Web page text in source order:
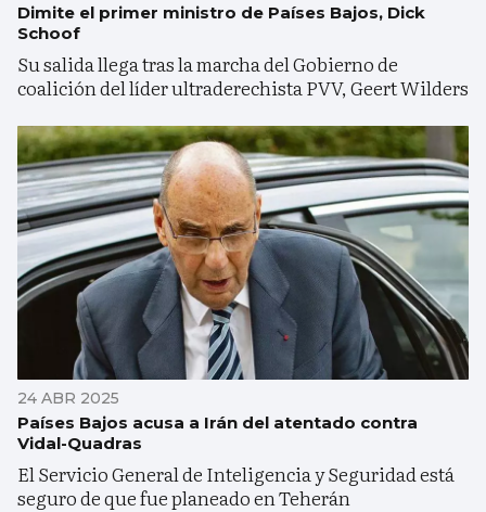
Dimite el primer ministro de Países Bajos, Dick
Schoof
Su salida llega tras la marcha del Gobierno de
coalición del líder ultraderechista PVV, Geert Wilders
24 ABR 2025
Países Bajos acusa a Irán del atentado contra
Vidal-Quadras
El Servicio General de Inteligencia y Seguridad está
seguro de que fue planeado en Teherán